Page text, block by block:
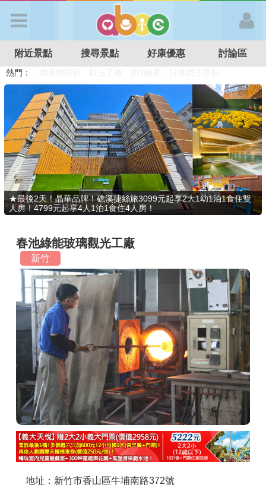
APP登入
首 頁
搜尋景點
好康優惠
最新消息
最新留言
商家合作
推薦景點
討論區
聯絡我們
APP下載
附近景點 搜尋景點 好康優惠 討論區
熱門：
特色遊戲場
親子住房優惠 台北親子餐廳 溫泉泡湯SPA
★最後2天！晶華品牌！礁溪捷絲旅3099元起享2大1幼1泊1食住雙
人房！4799元起享4人1泊1食住4人房！
春池綠能玻璃觀光工廠
新竹
地址：新竹市香山區牛埔南路372號